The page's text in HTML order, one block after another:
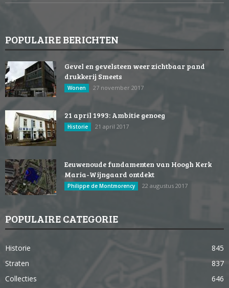
POPULAIRE BERICHTEN
Gevel en gevelsteen weer zichtbaar pand
drukkerij Smeets
Wonen 27 november 2017
21 april 1993: Ambitie genoeg
Historie 21 april 2017
Eeuwenoude fundamenten van Hoogh Kerk
Maria-Wijngaard ontdekt
Philippe de Montmorency 22 augustus 2017
POPULAIRE CATEGORIE
Historie
845
Straten
837
Collecties
646